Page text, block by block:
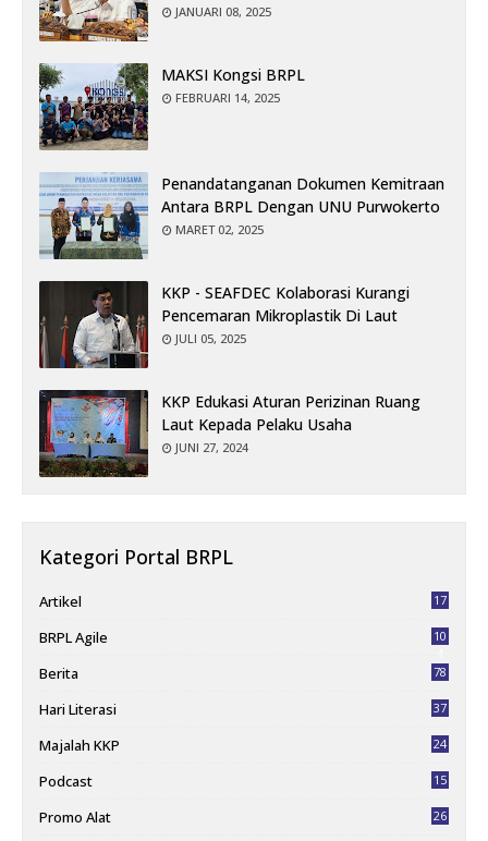
JANUARI 08, 2025
MAKSI Kongsi BRPL
FEBRUARI 14, 2025
Penandatanganan Dokumen Kemitraan
Antara BRPL Dengan UNU Purwokerto
MARET 02, 2025
KKP - SEAFDEC Kolaborasi Kurangi
Pencemaran Mikroplastik Di Laut
JULI 05, 2025
KKP Edukasi Aturan Perizinan Ruang
Laut Kepada Pelaku Usaha
JUNI 27, 2024
Kategori Portal BRPL
Artikel 17
BRPL Agile
10
Berita 78
Hari Literasi 37
Majalah KKP 24
Podcast 15
Promo Alat 26